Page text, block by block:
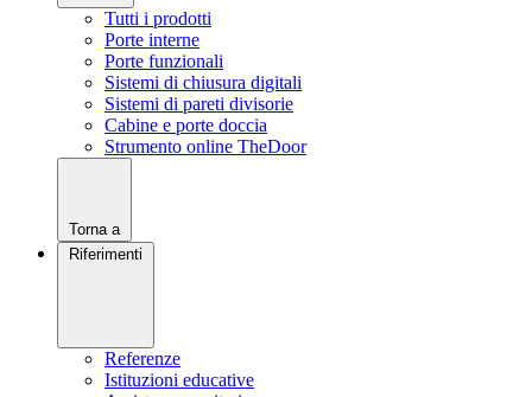
Tutti i prodotti
Porte interne
Porte funzionali
Sistemi di chiusura digitali
Sistemi di pareti divisorie
Cabine e porte doccia
Strumento online TheDoor
Torna a
Riferimenti
Referenze
Istituzioni educative